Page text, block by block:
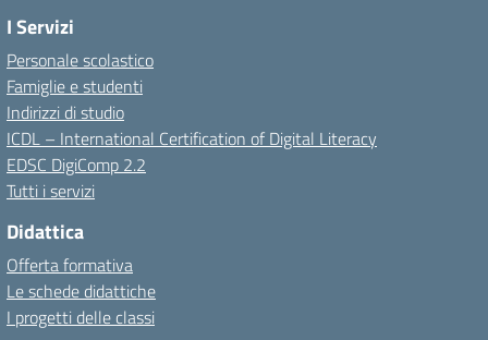
I Servizi
Personale scolastico
Famiglie e studenti
Indirizzi di studio
ICDL – International Certification of Digital Literacy
EDSC DigiComp 2.2
Tutti i servizi
Didattica
Offerta formativa
Le schede didattiche
I progetti delle classi